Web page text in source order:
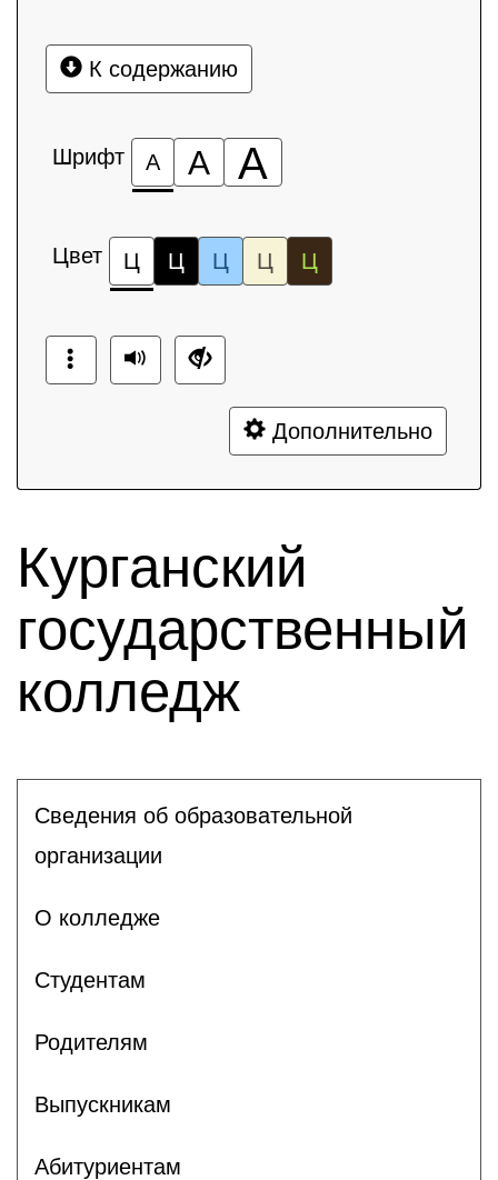
К содержанию
Шрифт А А А
Цвет Ц Ц Ц Ц Ц
Дополнительно
Курганский
государственный
колледж
Сведения об образовательной
организации
О колледже
Студентам
Родителям
Выпускникам
Абитуриентам